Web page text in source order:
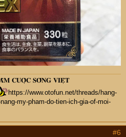
𝐂𝐔𝐎̣̂𝐂 𝐒𝐎̂́𝐍𝐆 𝐕𝐈𝐄̣̂𝐓
https://www.otofun.net/threads/hang-
my-pham-do-tien-ich-gia-of-moi-
#6